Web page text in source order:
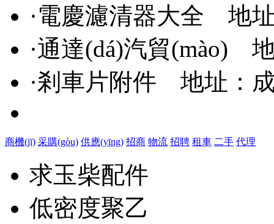
·電慶濾清器大全 地
·通達(dá)汽貿(mào)
·剎車片附件 地址：
商機(jī) 采購(gòu) 供應(yīng) 招商 物流 招聘 租車 二手 代理
求玉柴配件
低密度聚乙